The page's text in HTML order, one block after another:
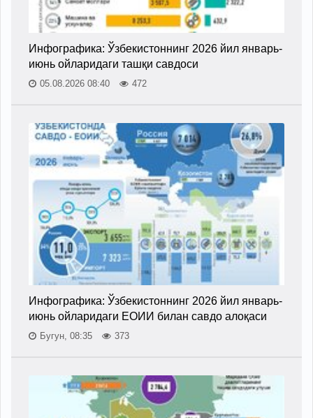
Инфографика: Ўзбекистоннинг 2026 йил январь-
июнь ойларидаги ташқи савдоси
05.08.2026 08:40 472
Инфографика: Ўзбекистоннинг 2026 йил январь-
июнь ойларидаги ЕОИИ билан савдо алоқаси
Бугун, 08:35 373